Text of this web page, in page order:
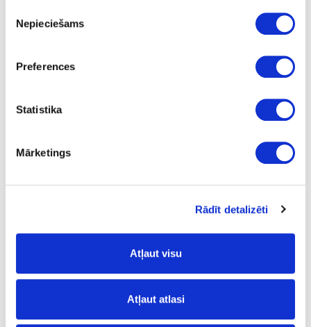
izvēle
Nepieciešams
Preferences
Statistika
Mārketings
Rādīt detalizēti
Atļaut visu
Atļaut atlasi
VV- velvets;